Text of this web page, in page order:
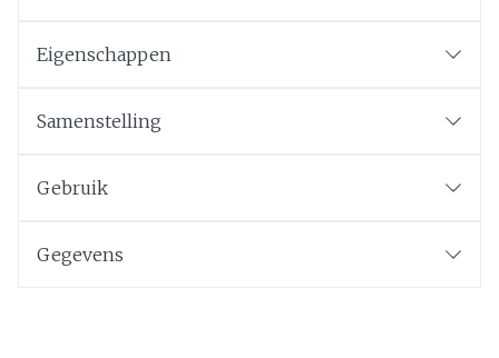
Eigenschappen
Samenstelling
Gebruik
Gegevens